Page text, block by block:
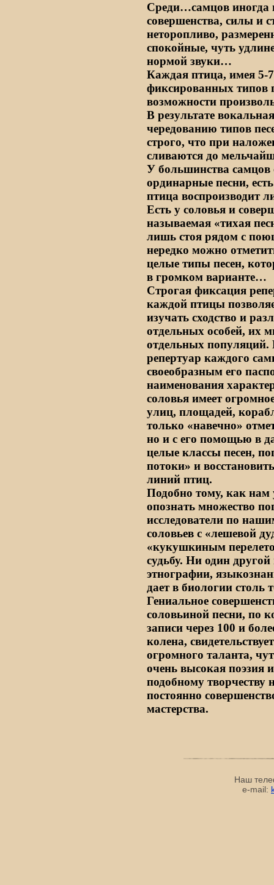
Среди…самцов иногда
совершенства, силы и
неторопливо,
спокойные, чуть
нормой звуки…
Каждая птица, имея 5-
фиксированных
возможности
В результате
чередованию типов
строго, что при
сливаются до
У большинства самцов
ординарные песни,
птица воспроизводит
Есть у соловья и
называемая «тихая
лишь стоя рядом с
нередко можно
целые типы песен,
в громком варианте…
Строгая фиксация
каждой птицы
изучать сходство и
отдельных особей, их
отдельных
репертуар каждого
своеобразным его
наименования
соловья имеет
улиц, площадей,
только «навечно»
но и с его помощью в
целые классы песен,
потоки» и
линий птиц.
Подобно тому, как нам
опознать множество
исследователи по
соловьев с «лешевой
«кукушкиным
судьбу. Ни один
этнографии,
дает в биологии
Гениальное
соловьиной песни, по
записи через 100 и
колена,
огромного таланта,
очень высокая поэзия
подобному творчеству
постоянно
мастерства.
Наш
e-mail: